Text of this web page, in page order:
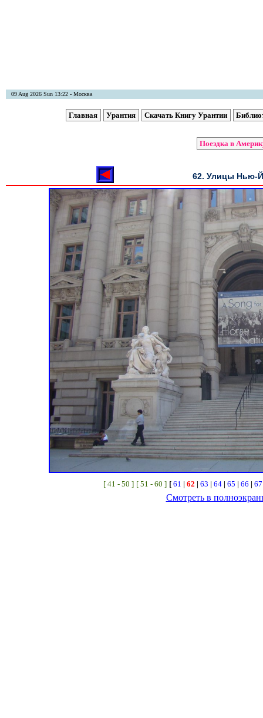
09 Aug 2026 Sun 13:22 - Москва
Главная Урантия Скачать Книгу Урантии
Поездка в
62. Улицы Нью-
[ 41 - 50 ] [ 51 - 60 ] [61 | 62 | 63 | 64 | 65 | 66 |
Смотреть в